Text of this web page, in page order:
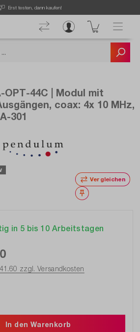
kaufen!
OPT-44C | Modul mit
coax: 4x 10 MHz,
301
OPT-44C
Vergleichen
Merken
in 5 bis 10 Arbeitstagen
zzgl. Versandkosten
In den Warenkorb